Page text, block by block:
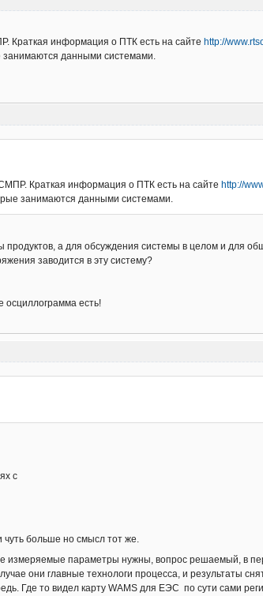
Краткая информация о ПТК есть на сайтеhttp://
занимаются данными системами.
Краткая информация о ПТК есть на сайте http://
занимаются данными системами.
а для обсуждения системы в целом и для
заводится в эту систему?
осциллограмма есть!
с
больше но смысл тот же.
измеряемые параметры нужны, вопрос решаемый, в
они главные технологи процесса, и результаты
Где то видел карту WAMS для ЕЭС по сути сами